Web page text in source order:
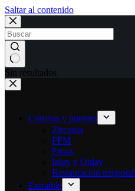
Saltar al contenido
Sin resultados
Coronas y puentes
Zirconia
PFM
Emax
Inlay y Onlay
Restauración temporal
Extraíble